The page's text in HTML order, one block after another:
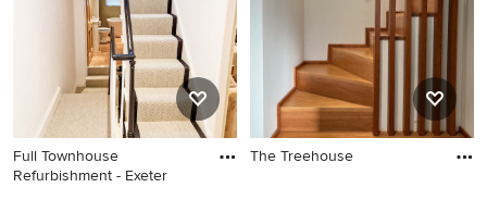
Full Townhouse
Refurbishment - Exeter
The Treehouse